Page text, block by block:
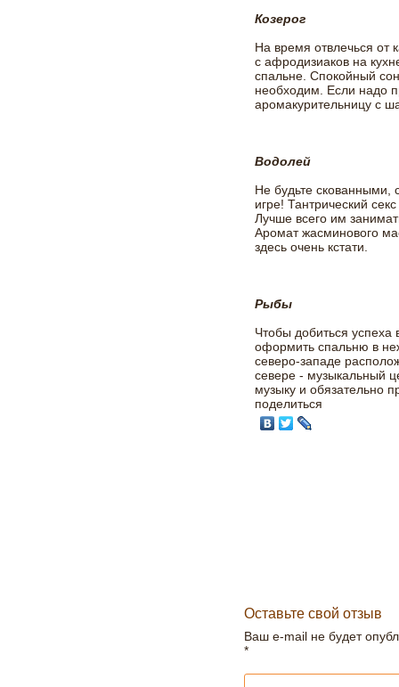
Козерог
На время отвлечься от
с афродизиаков на
спальне. Спокойный
необходим. Если надо
аромакурительницу с
Водолей
Не будьте скованными,
игре! Тантрический
Лучше всего им
Аромат жасминового
здесь очень кстати.
Рыбы
Чтобы добиться
оформить спальню в
северо-западе
севере - музыкальный
музыку и обязательно
поделиться
Оставьте свой отзыв
Ваш e-mail не будет
*